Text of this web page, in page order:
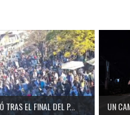
TRAS EL FINAL DEL P... UN